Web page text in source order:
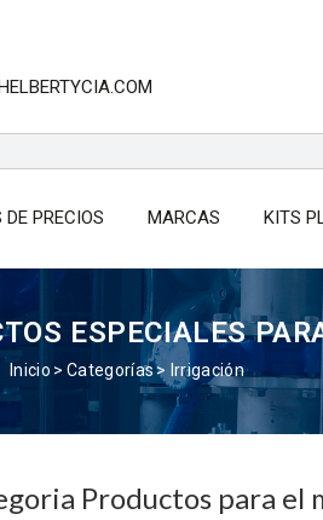
PRECIOS MARCAS KITS
ESPECIALES
Inicio Categorías Irrigación
Productos para el